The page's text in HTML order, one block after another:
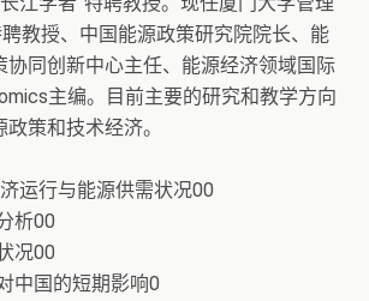
聘教授、中国能源政策研究院院长、能
协同创新中心主任、能源经济领域国际
主编。目前主要的研究和教学方向
策和技术经济。
运行与能源供需状况00
析00
况00
中国的短期影响0